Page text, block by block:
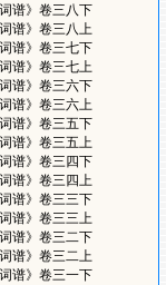
词谱》卷三八下
词谱》卷三八上
词谱》卷三七下
词谱》卷三七上
词谱》卷三六下
词谱》卷三六上
词谱》卷三五下
词谱》卷三五上
词谱》卷三四下
词谱》卷三四上
词谱》卷三三下
词谱》卷三三上
词谱》卷三二下
词谱》卷三二上
词谱》卷三一下